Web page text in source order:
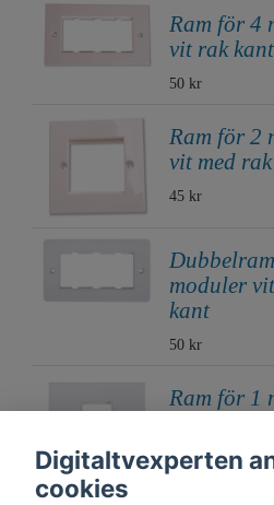
Ram för 4
vit rak kant
50 kr
Ram för 2
vit med
45 kr
moduler
kant
50 kr
Ram för 1
45 kr
Digitaltvexperten
cookies